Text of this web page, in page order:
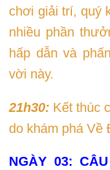
chơi giải trí, quý
nhiều phần
hấp dẫn và
vời này.
21h30: Kết thúc
do khám phá Về
NGÀY 03: